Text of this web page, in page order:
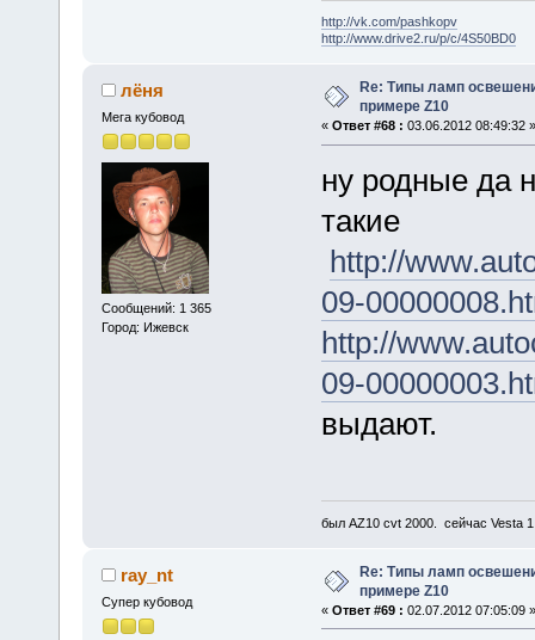
http://vk.com/pashkopv
http://www.drive2.ru/p/c/4S50BD0
лёня
Мега кубовод
Сообщений: 1 365
Город: Ижевск
Re: Типы ламп
примере Z10
« Ответ #68 : 03.06.2012 08:49:32 »
ну родные да
такие
http://
09-
http://
09-
выдают.
был AZ10 cvt 2000. сейчас Vesta
ray_nt
Супер кубовод
Re: Типы ламп
примере Z10
« Ответ #69 : 02.07.2012 07:05:09 »